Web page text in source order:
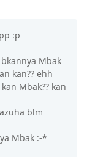
:p
Mbak
kan?? ehh
Mbak?? kan
blm
Mbak :-*